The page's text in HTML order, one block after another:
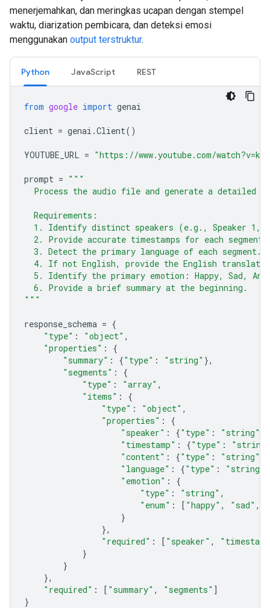
menerjemahkan, dan meringkas ucapan dengan stempel
waktu, diarization pembicara, dan deteksi emosi
menggunakan output terstruktur.
Python JavaScript REST
from google import genai
client = genai .Client()
YOUTUBE_URL = "https://www.youtube.com/watch?v=ku-
prompt = """
Process the audio file and generate a detailed
  Requirements:
1. Identify distinct speakers (e.g., Speaker 1,
2. Provide accurate timestamps for each segment
  3. Detect the primary language of each segment.
4. If not English, provide the English
5. Identify the primary emotion: Happy, Sad,
  6. Provide a brief summary at the beginning.
"""
response_schema = {
"type" : "object" ,
"properties" :
{
"summary" : {"type" : "string" },
"segments" :
{
"type" : "array" ,
"items" :
{
"type" : "object" ,
"properties" :
{
"speaker" : {"type" : "string"
"timestamp" : {"type" :
"content" : {"type" : "string"
"language" : {"type" : "string"
"emotion" :
{
"type" : "string" ,
"enum" : [ "happy" , "sad" ,
}
},
"required" : [ "speaker" ,
}
}
},
"required" : [ "summary" , "segments" ]
}